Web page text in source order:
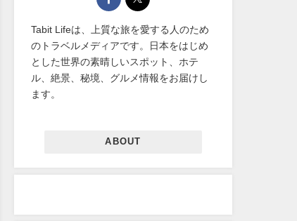
Tabit Lifeは、上質な旅を愛する人のため
のトラベルメディアです。日本をはじめ
とした世界の素晴しいスポット、ホテ
ル、絶景、秘境、グルメ情報をお届けし
ます。
ABOUT